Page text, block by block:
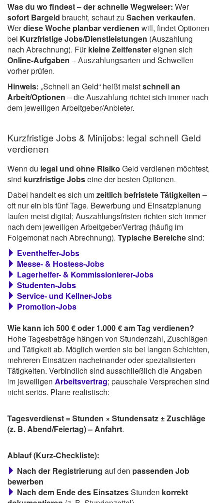
Was du wo findest – der schnelle Wegweiser: Wer
sofort Bargeld braucht, schaut zu Sachen verkaufen.
Werdiese Woche planbar verdienen will, findet Optionen
bei Kurzfristige Jobs/Dienstleistungen (Auszahlung
nach Abrechnung). Fürkleine Zeitfenstereignen sich
Online-Aufgaben – Auszahlungsarten und Schwellen
vorher prüfen.
Hinweis: „Schnell an Geld“ heißt meistschnell an
Arbeit/Optionen – die Auszahlung richtet sich immer nach
dem jeweiligen Arbeitgeber/Anbieter.
Kurzfristige Jobs & Minijobs: legal schnell Geld
verdienen
Wenn du legal und ohne Risiko Geld verdienen möchtest,
sind kurzfristige Jobseine der besten Optionen.
Dabei handelt es sich umzeitlich befristete Tätigkeiten –
oft nur ein bis fünf Tage. Bewerbung und Einsatzplanung
laufen meist digital; Auszahlungsfristen richten sich immer
nach dem jeweiligen Arbeitgeber/Vertrag (häufig im
Folgemonat nach Abrechnung). Typische Bereichesind:
Eventhelfer-Jobs
Messe- & Hostess-Jobs
Lagerhelfer- & Kommissionierer-Jobs
Studenten-Jobs
Service- und Kellner-Jobs
Promotion-Jobs
Wie kann ich 500 € oder 1.000 € am Tag verdienen?
Hohe Tagesbeträge hängen von Stundenzahl, Zuschlägen
und Tätigkeit ab. Möglich werden sie bei langen Schichten,
mehreren Einsätzen nacheinander oder spezialisierten
Tätigkeiten. Verbindlich sind ausschließlich die Angaben
im jeweiligen Arbeitsvertrag; pauschale Versprechen sind
nicht seriös. Plane realistisch:
Tagesverdienst = Stunden × Stundensatz ± Zuschläge
(z. B. Abend/Feiertag) – Anfahrt.
Ablauf (Kurz-Checkliste):
Nach der Registrierung auf den passenden Job
bewerben
Nach dem Ende des EinsatzesStunden korrekt